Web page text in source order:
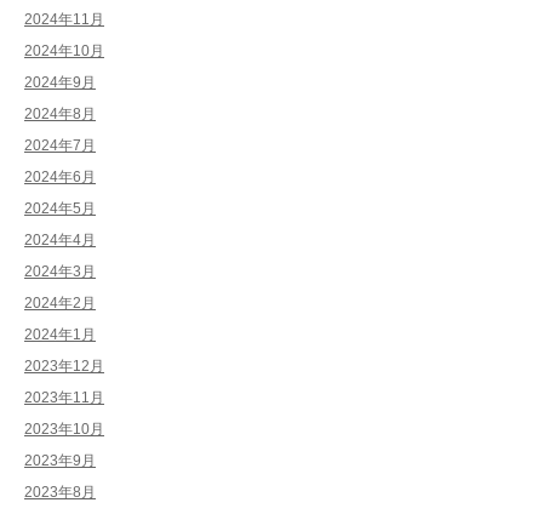
2024年11月
2024年10月
2024年9月
2024年8月
2024年7月
2024年6月
2024年5月
2024年4月
2024年3月
2024年2月
2024年1月
2023年12月
2023年11月
2023年10月
2023年9月
2023年8月